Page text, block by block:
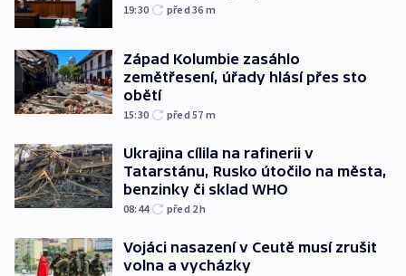
19:30 před 36 m
Západ Kolumbie zasáhlo
zemětřesení, úřady hlásí přes sto
obětí
15:30 před 57 m
Ukrajina cílila na rafinerii v
Tatarstánu, Rusko útočilo na města,
benzinky či sklad WHO
08:44 před 2h
Vojáci nasazení v Ceutě musí zrušit
volna a vycházky